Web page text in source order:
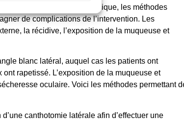
canthoplastie latérale classique, les méthodes
de complications de l’intervention. Les
la récidive, l’exposition de la muqueuse et
blanc latéral, auquel cas les patients ont
ont rapetissé. L’exposition de la muqueuse et
oculaire. Voici les méthodes permettant
canthotomie latérale afin d’effectuer une